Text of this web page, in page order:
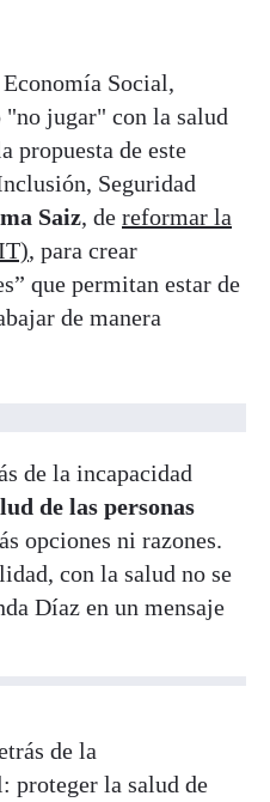
Social,
"no jugar" con la salud
propuesta de este
Seguridad
Saiz, de reformar la
, para crear
que permitan estar de
de manera
de la incapacidad
de las personas
opciones ni razones.
con la salud no se
Díaz en un mensaje
de la
proteger la salud de